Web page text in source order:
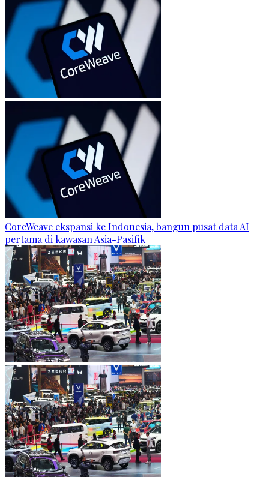
CoreWeave ekspansi ke Indonesia, bangun pusat data AI
pertama di kawasan Asia-Pasifik